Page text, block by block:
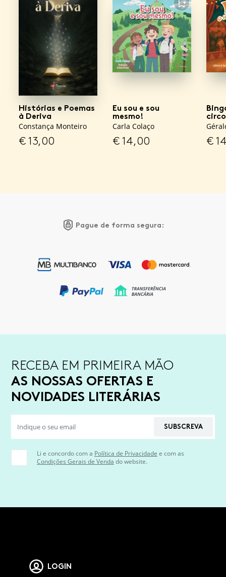
Histórias e Poemas
à Deriva
Constança Monteiro
€13,00
FAVORITO
Eu sou e sou
mesmo!
Carla Colaço
€14,00
circo
€
Pague de forma segura:
RECEBA EM PRIMEIRA MÃO
AS NOSSAS OFERTAS E
NOVIDADES LITERÁRIAS
SUBSCREVA
Li e concordo com a Política de Privacidade e com as
Condições Gerais de Venda do website.
LOGIN